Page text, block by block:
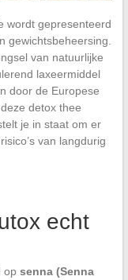
wordt gepresenteerd
gewichtsbeheersing.
van natuurlijke
laxeermiddel
door de Europese
detox thee
je in staat om er
van langdurig
echt
op senna (Senna